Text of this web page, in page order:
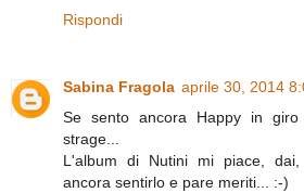
Rispondi
Sabina Fragola aprile 30, 2014
Se sento ancora Happy in giro
strage...
L'album di Nutini mi piace,
ancora sentirlo e pare meriti... :-)